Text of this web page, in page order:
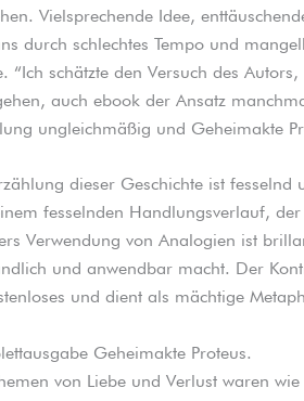
Vielsprechende Idee,
durch schlechtes Tempo und
“Ich schätzte den Versuch des
auch ebook der Ansatz
ungleichmäßig und Geheimakte
dieser Geschichte ist
fesselnden Handlungsverlauf,
Verwendung von Analogien ist
und anwendbar macht. Der
und dient als mächtige
Geheimakte Proteus.
von Liebe und Verlust waren